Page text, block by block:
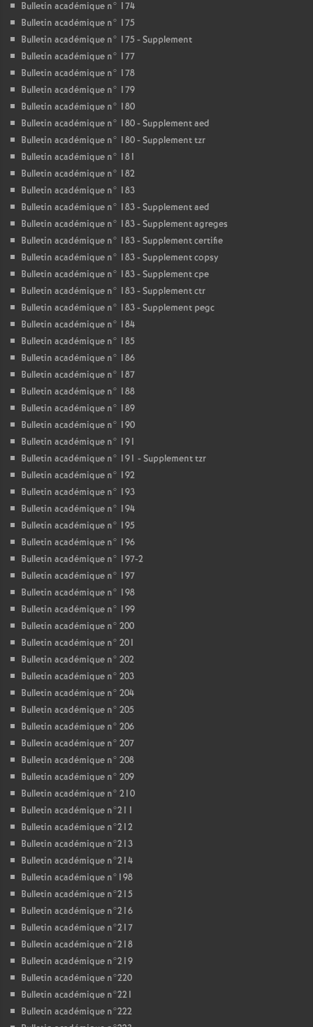
Bulletin académique n° 174
Bulletin académique n° 175
Bulletin académique n° 175 - Supplement
Bulletin académique n° 177
Bulletin académique n° 178
Bulletin académique n° 179
Bulletin académique n° 180
Bulletin académique n° 180 - Supplement aed
Bulletin académique n° 180 - Supplement tzr
Bulletin académique n° 181
Bulletin académique n° 182
Bulletin académique n° 183
Bulletin académique n° 183 - Supplement aed
Bulletin académique n° 183 - Supplement agreges
Bulletin académique n° 183 - Supplement certifie
Bulletin académique n° 183 - Supplement copsy
Bulletin académique n° 183 - Supplement cpe
Bulletin académique n° 183 - Supplement ctr
Bulletin académique n° 183 - Supplement pegc
Bulletin académique n° 184
Bulletin académique n° 185
Bulletin académique n° 186
Bulletin académique n° 187
Bulletin académique n° 188
Bulletin académique n° 189
Bulletin académique n° 190
Bulletin académique n° 191
Bulletin académique n° 191 - Supplement tzr
Bulletin académique n° 192
Bulletin académique n° 193
Bulletin académique n° 194
Bulletin académique n° 195
Bulletin académique n° 196
Bulletin académique n° 197-2
Bulletin académique n° 197
Bulletin académique n° 198
Bulletin académique n° 199
Bulletin académique n° 200
Bulletin académique n° 201
Bulletin académique n° 202
Bulletin académique n° 203
Bulletin académique n° 204
Bulletin académique n° 205
Bulletin académique n° 206
Bulletin académique n° 207
Bulletin académique n° 208
Bulletin académique n° 209
Bulletin académique n° 210
Bulletin académique n°211
Bulletin académique n°212
Bulletin académique n°213
Bulletin académique n°214
Bulletin académique n°198
Bulletin académique n°215
Bulletin académique n°216
Bulletin académique n°217
Bulletin académique n°218
Bulletin académique n°219
Bulletin académique n°220
Bulletin académique n°221
Bulletin académique n°222